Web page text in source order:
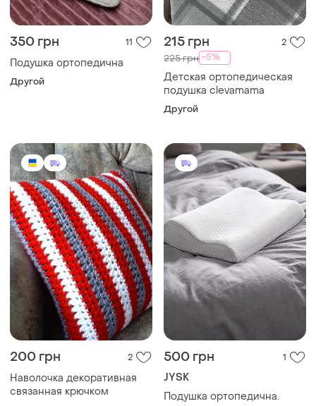
350 грн 11
Подушка ортопедична
Другой
215 грн 2
225 грн -5%
Детская ортопедическая
подушка clevamama
Другой
200 грн 2
Наволочка декоративная
связанная крючком
500 грн 1
JYSK
Подушка ортопедична.